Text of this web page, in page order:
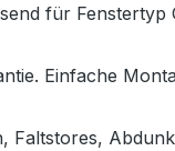
für Fenstertyp
Einfache
Faltstores,